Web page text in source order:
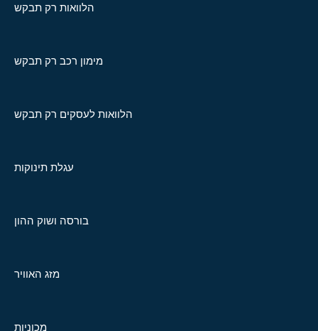
הלוואות רק תבקש
מימון רכב רק תבקש
הלוואות לעסקים רק תבקש
עגלת תינוקות
בורסה ושוק ההון
מזג האוויר
מכוניות